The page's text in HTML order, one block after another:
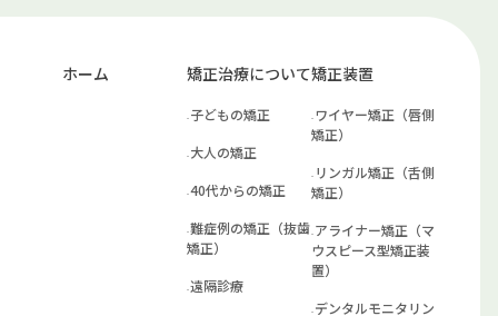
ホーム 矯正治療について
子どもの矯正
大人の矯正
40代からの矯正
難症例の矯正（抜歯
矯正）
遠隔診療
矯正装置
ワイヤー矯正（唇側
矯正）
リンガル矯正（舌側
矯正）
アライナー矯正（マ
ウスピース型矯正装
置）
デンタルモニタリン